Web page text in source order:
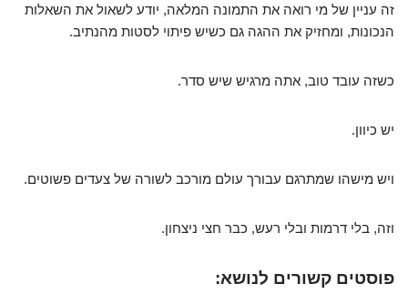
זה עניין של מי רואה את התמונה המלאה, יודע לשאול את השאלות
הנכונות, ומחזיק את ההגה גם כשיש פיתוי לסטות מהנתיב.
כשזה עובד טוב, אתה מרגיש שיש סדר.
יש כיוון.
ויש מישהו שמתרגם עבורך עולם מורכב לשורה של צעדים פשוטים.
וזה, בלי דרמות ובלי רעש, כבר חצי ניצחון.
פוסטים קשורים לנושא: